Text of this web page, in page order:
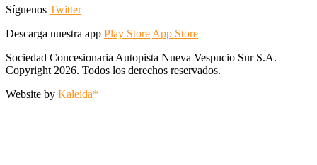
Síguenos Twitter
Descarga nuestra app Play Store App Store
Sociedad Concesionaria Autopista Nueva Vespucio Sur S.A.
Copyright 2026. Todos los derechos reservados.
Website by Kaleida*